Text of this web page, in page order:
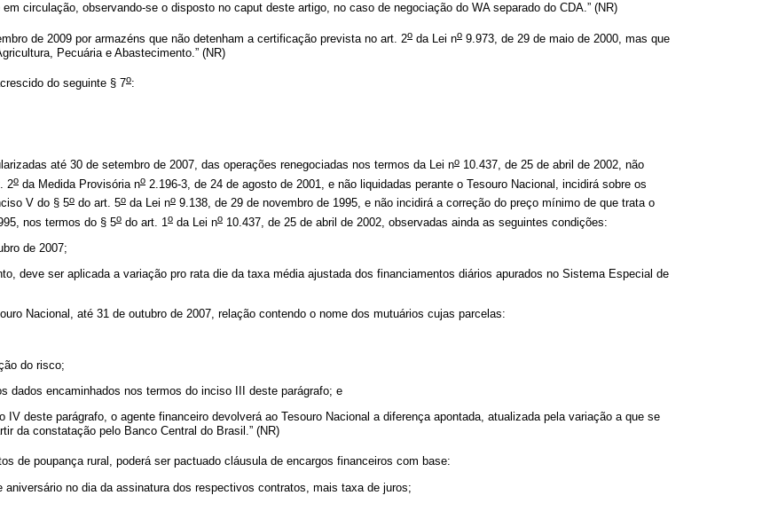
circulação, observando-se o disposto no caput deste artigo, no caso de negociação do WA separado do CDA.” (NR)
de 2009 por armazéns que não detenham a certificação prevista no art. 2o da Lei no 9.973, de 29 de maio de 2000, mas que
Pecuária e Abastecimento.” (NR)
do seguinte § 7o:
até 30 de setembro de 2007, das operações renegociadas nos termos da Lei no 10.437, de 25 de abril de 2002, não
2o da Medida Provisória no 2.196-3, de 24 de agosto de 2001, e não liquidadas perante o Tesouro Nacional, incidirá sobre os
V do § 5o do art. 5o da Lei no 9.138, de 29 de novembro de 1995, e não incidirá a correção do preço mínimo de que trata o
nos termos do § 5o do art. 1o da Lei no 10.437, de 25 de abril de 2002, observadas ainda as seguintes condições:
de 2007;
deve ser aplicada a variação pro rata die da taxa média ajustada dos financiamentos diários apurados no Sistema Especial de
Nacional, até 31 de outubro de 2007, relação contendo o nome dos mutuários cujas parcelas:
do risco;
dados encaminhados nos termos do inciso III deste parágrafo; e
deste parágrafo, o agente financeiro devolverá ao Tesouro Nacional a diferença apontada, atualizada pela variação a que se
da constatação pelo Banco Central do Brasil.” (NR)
de poupança rural, poderá ser pactuado cláusula de encargos financeiros com base:
no dia da assinatura dos respectivos contratos, mais taxa de juros;